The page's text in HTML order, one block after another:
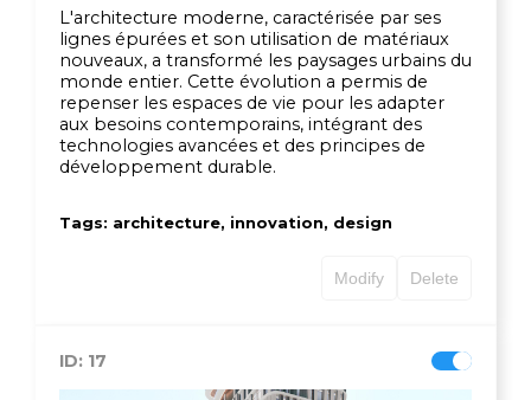
L'architecture moderne, caractérisée par ses
lignes épurées et son utilisation de matériaux
nouveaux, a transformé les paysages urbains du
monde entier. Cette évolution a permis de
repenser les espaces de vie pour les adapter
aux besoins contemporains, intégrant des
technologies avancées et des principes de
développement durable.
Tags: architecture, innovation, design
Modify Delete
ID: 17